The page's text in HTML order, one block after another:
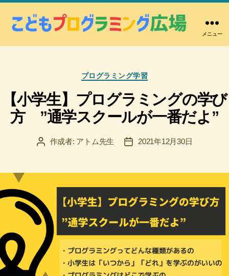
グ
ラ
ミ
場
メニュー
カ
テ
ゴ
リ
ー
プログラミング学習
【小学生】プログラミングの学び
方 ”通学スクールが一番だよ”
投 作成者: アトム先生
投 2021年12月30日